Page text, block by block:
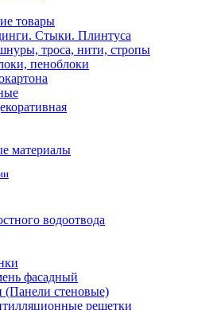
товары
Стыки. Плинтуса
троса, нити, стропы
пеноблоки
материалы
водоотвода
фасадный
(Панели стеновые)
решетки